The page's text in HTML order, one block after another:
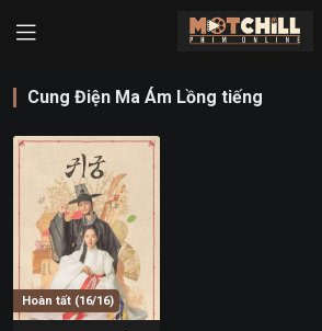
Cung Điện Ma Ám Lồng tiếng
Hoàn tất (16/16)